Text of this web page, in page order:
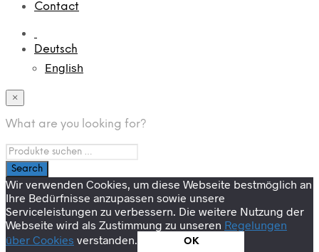
Contact
Deutsch
English
×
What are you looking for?
Wir verwenden Cookies, um diese Webseite bestmöglich an
Ihre Bedürfnisse anzupassen sowie unsere
Serviceleistungen zu verbessern. Die weitere Nutzung der
Webseite wird als Zustimmung zu unseren Regelungen
über Cookies verstanden. OK